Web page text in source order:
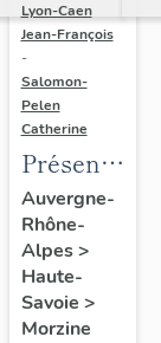
Lyon-Caen
Jean-François
-
Salomon-
Pelen
Catherine
de l'aire
d'étude
d'Avoriaz
Auvergne-
Rhône-
Alpes>
Haute-
Savoie >
Morzine